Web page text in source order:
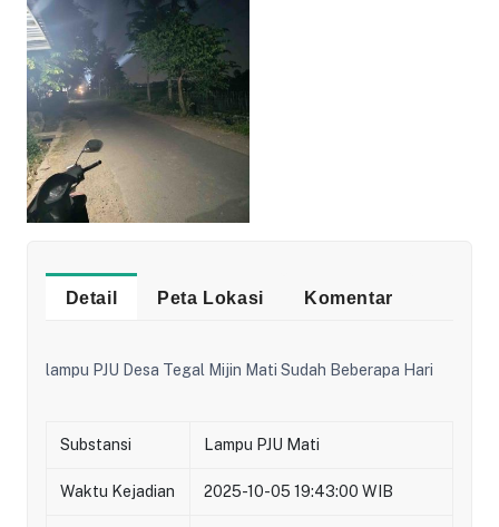
Detail Peta Lokasi Komentar
lampu PJU Desa Tegal Mijin Mati Sudah Beberapa Hari
Substansi Lampu PJU Mati
Waktu Kejadian 2025-10-05 19:43:00 WIB